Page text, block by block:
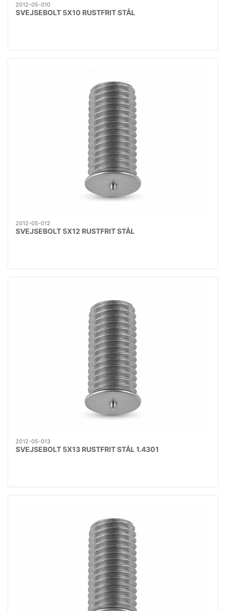
2012-05-010
SVEJSEBOLT 5X10 RUSTFRIT STÅL
2012-05-012
SVEJSEBOLT 5X12 RUSTFRIT STÅL
2012-05-013
SVEJSEBOLT 5X13 RUSTFRIT STÅL 1.4301